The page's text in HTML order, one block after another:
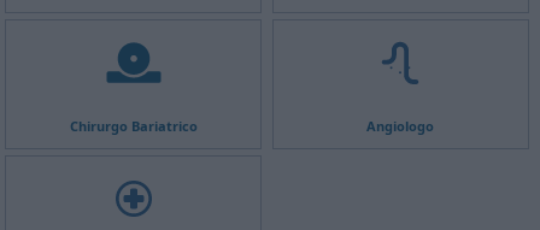
Chirurgo Bariatrico Angiologo